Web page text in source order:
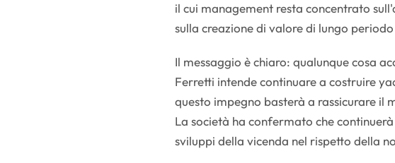
il cui management resta concentrato
sulla creazione di valore di lungo
Il messaggio è chiaro: qualunque cosa
Ferretti intende continuare a costruire
questo impegno basterà a rassicurare il
La società ha confermato che
sviluppi della vicenda nel rispetto della